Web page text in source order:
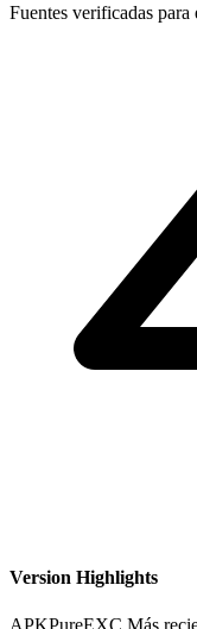
Fuentes verificadas
Version Highlights
APKPureEXC Más